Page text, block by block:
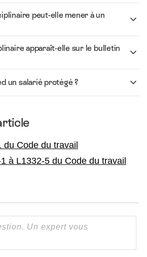
peut-elle mener à un
apparaît-elle sur le bulletin
un salarié protégé ?
du Code du travail
à L1332-5 du Code du travail